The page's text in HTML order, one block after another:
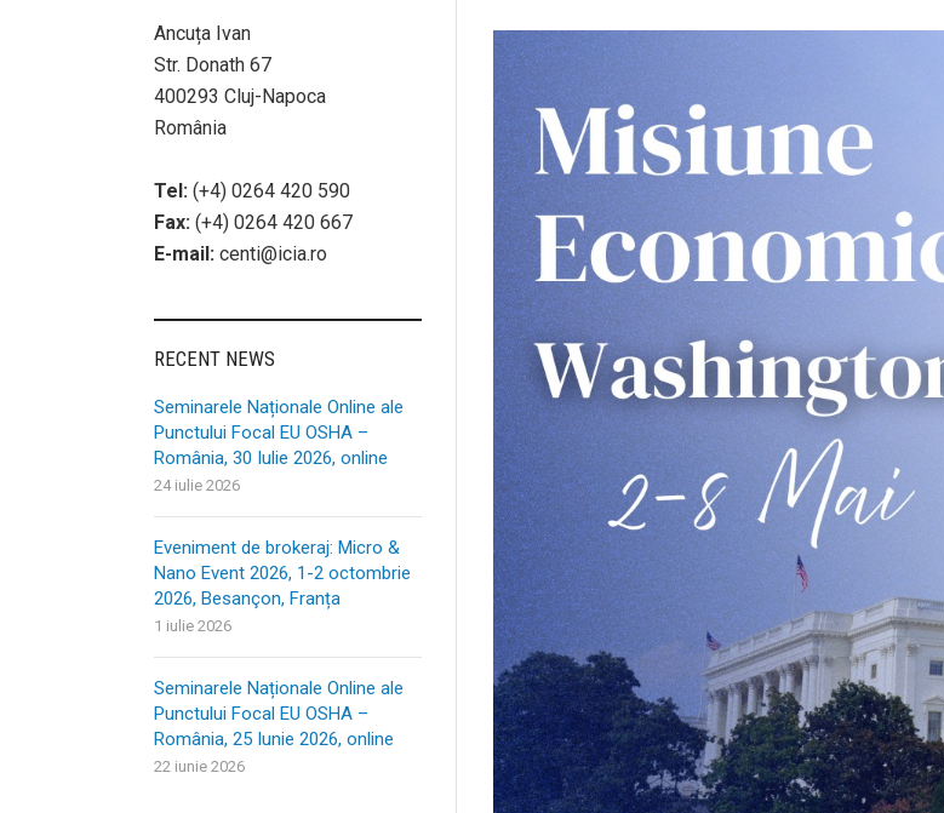
Ancuța Ivan
Str. Donath 67
400293 Cluj-Napoca
România
Tel: (+4) 0264 420 590
Fax: (+4) 0264 420 667
E-mail: centi@icia.ro
RECENT NEWS
Seminarele Naționale Online ale
Punctului Focal EU OSHA –
România, 30 Iulie 2026, online
24 iulie 2026
Eveniment de brokeraj: Micro &
Nano Event 2026, 1-2 octombrie
2026, Besançon, Franța
1 iulie 2026
Seminarele Naționale Online ale
Punctului Focal EU OSHA –
România, 25 Iunie 2026, online
22 iunie 2026